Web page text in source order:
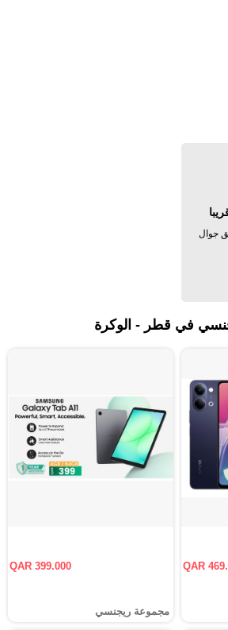
جوال
في قطر - الوكرة
QAR
QAR 399.000
مجموعة ريجنسي